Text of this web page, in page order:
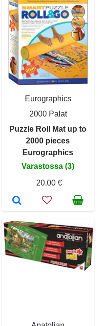
Eurographics
2000 Palat
Puzzle Roll Mat up to
2000 pieces
Eurographics
Varastossa (3)
20,00 €